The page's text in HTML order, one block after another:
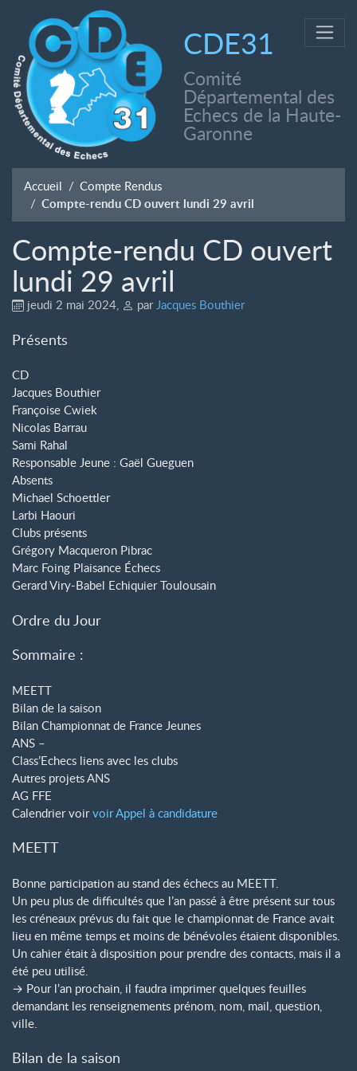
CDE31
Comité
Départemental des
Echecs de la Haute-
Garonne
Accueil Compte Rendus
Compte-rendu CD ouvert lundi 29 avril
Compte-rendu CD ouvert
lundi 29 avril
jeudi 2 mai 2024, parJacques Bouthier
Présents
CD
Jacques Bouthier
Françoise Cwiek
Nicolas Barrau
Sami Rahal
Responsable Jeune : Gaël Gueguen
Absents
Michael Schoettler
Larbi Haouri
Clubs présents
Grégory Macqueron Pibrac
Marc Foing Plaisance Échecs
Gerard Viry-Babel Echiquier Toulousain
Ordre du Jour
Sommaire :
MEETT
Bilan de la saison
Bilan Championnat de France Jeunes
ANS –
Class’Echecs liens avec les clubs
Autres projets ANS
AG FFE
Calendrier voirvoir Appel à candidature
MEETT
Bonne participation au stand des échecs au MEETT.
Un peu plus de difficultés que l’an passé à être présent sur tous
les créneaux prévus du fait que le championnat de France avait
lieu en même temps et moins de bénévoles étaient disponibles.
Un cahier était à disposition pour prendre des contacts, mais il a
été peu utilisé.
→ Pour l’an prochain, il faudra imprimer quelques feuilles
demandant les renseignements prénom, nom, mail, question,
ville.
Bilan de la saison